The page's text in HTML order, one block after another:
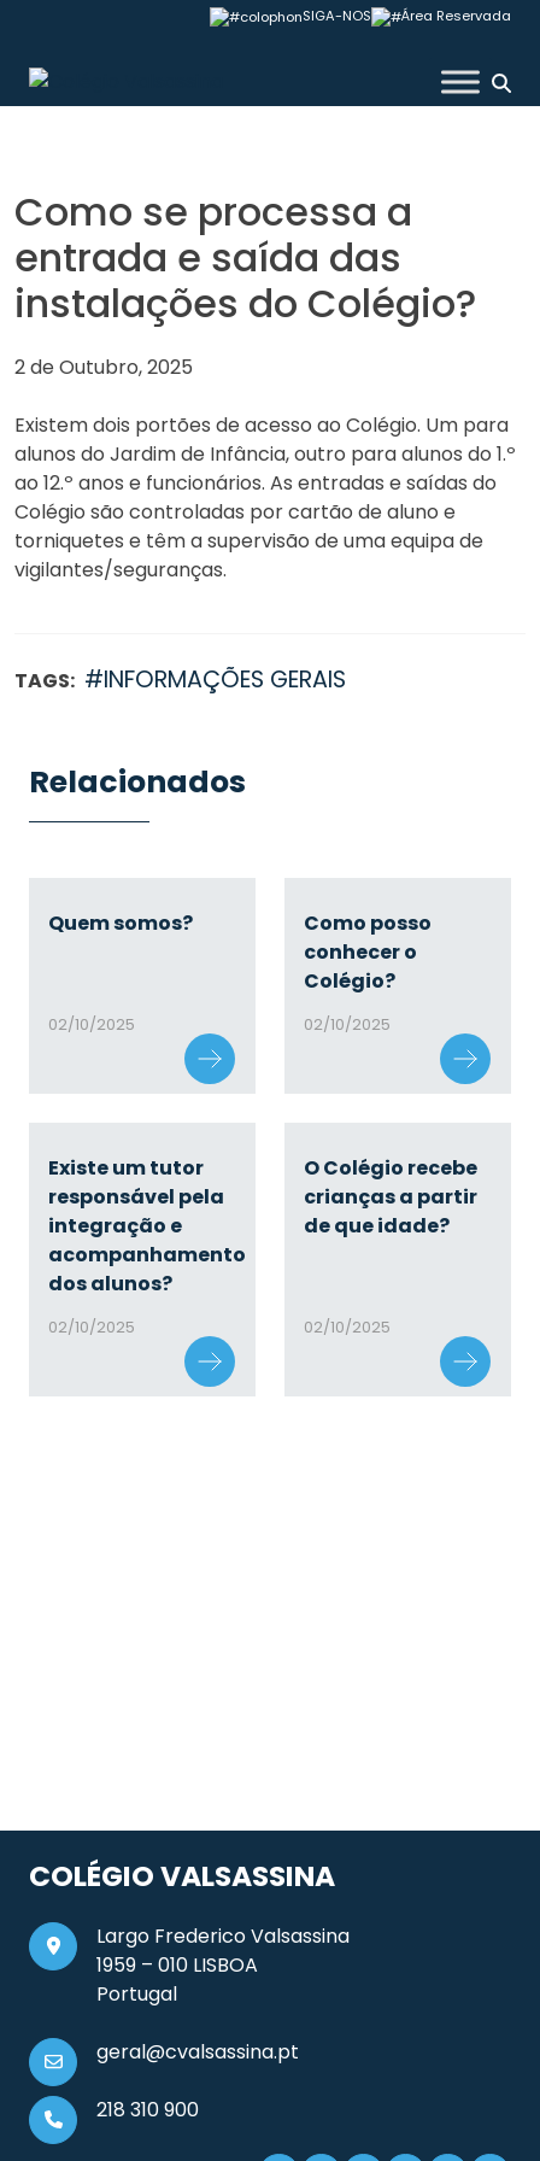
content
SIGA-NOS Área Reservada
Colégio Valsassina
Como se processa a
entrada e saída das
instalações do Colégio?
2 de Outubro, 2025
Existem dois portões de acesso ao Colégio. Um para
alunos do Jardim de Infância, outro para alunos do 1.º
ao 12.º anos e funcionários. As entradas e saídas do
Colégio são controladas por cartão de aluno e
torniquetes e têm a supervisão de uma equipa de
vigilantes/seguranças.
TAGS: #INFORMAÇÕES GERAIS
Relacionados
Quem somos?
02/10/2025
Como posso
conhecer o
Colégio?
02/10/2025
Existe um tutor
responsável pela
integração e
acompanhamento
dos alunos?
02/10/2025
O Colégio recebe
crianças a partir
de que idade?
02/10/2025
COLÉGIO VALSASSINA
Largo Frederico Valsassina
1959 – 010 LISBOA
Portugal
geral@cvalsassina.pt
218 310 900